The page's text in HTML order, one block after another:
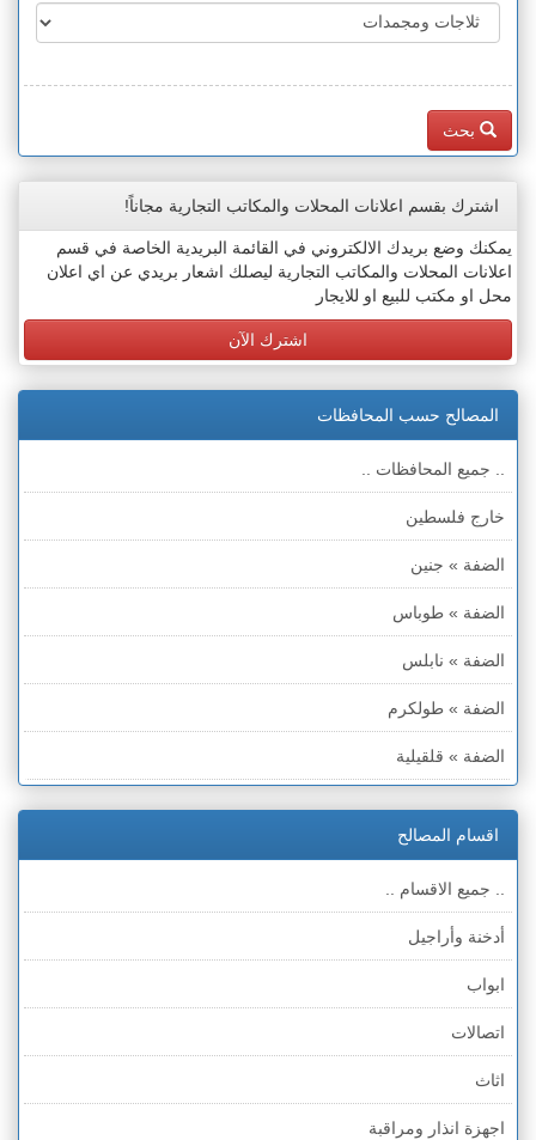
بحث
اشترك بقسم اعلانات المحلات والمكاتب التجارية مجاناً!
يمكنك وضع بريدك الالكتروني في القائمة البريدية الخاصة في قسم
اعلانات المحلات والمكاتب التجارية ليصلك اشعار بريدي عن اي اعلان
محل او مكتب للبيع او للايجار
اشترك الآن
المصالح حسب المحافظات
.. جميع المحافظات ..
خارج فلسطين
الضفة » جنين
الضفة » طوباس
الضفة » نابلس
الضفة » طولكرم
الضفة » قلقيلية
الضفة » رام الله والبيره
الضفة » أريحا
الضفة » الخليل
الضفة » بيت لحم
قطاع غزة
الخط الأخضر » حيفا
اقسام المصالح
.. جميع الاقسام ..
أدخنة وأراجيل
ابواب
اتصالات
اثاث
اجهزة انذار ومراقبة